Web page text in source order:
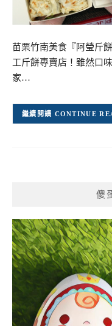
苗栗竹南美食『阿瑩斤
工斤餅專賣店！雖然口
家…
CONTINUE
傻